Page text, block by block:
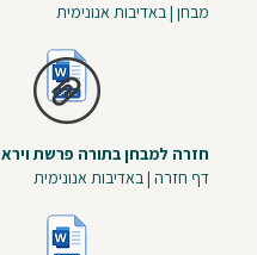
מבחן | באדיבות אנונימית
חזרה למבחן בתורה פרשת וירא
דף חזרה | באדיבות אנונימית